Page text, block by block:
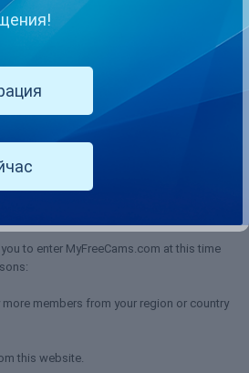
марта, 2017
снова не по адресу, но кто
что бы была возможность
ху.... много времени пытаюсь понять
to enter MyFreeCams.com at this time
members from your region or country
this website.